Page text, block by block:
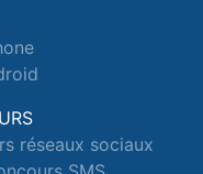
réseaux sociaux